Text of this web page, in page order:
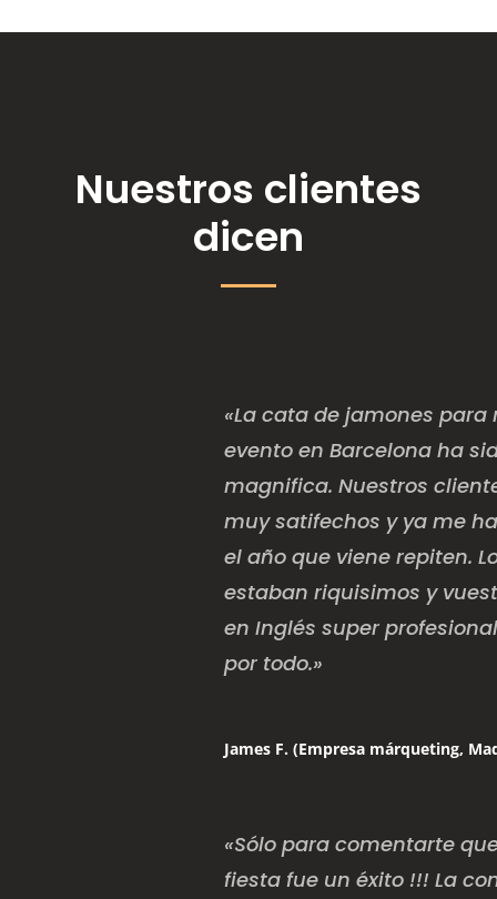
Nuestros clientes
dicen
«La cata de jamones para
evento en Barcelona ha
magnifica. Nuestros
muy satifechos y ya me
el año que viene repiten.
estaban riquisimos y
en Inglés super
por todo.»
James F. (Empresa márqueting,
«Sólo para comentarte
fiesta fue un éxito !!! La